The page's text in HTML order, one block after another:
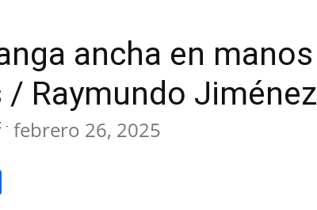
ancha en manos
/ Raymundo Jiménez
- febrero 26, 2025